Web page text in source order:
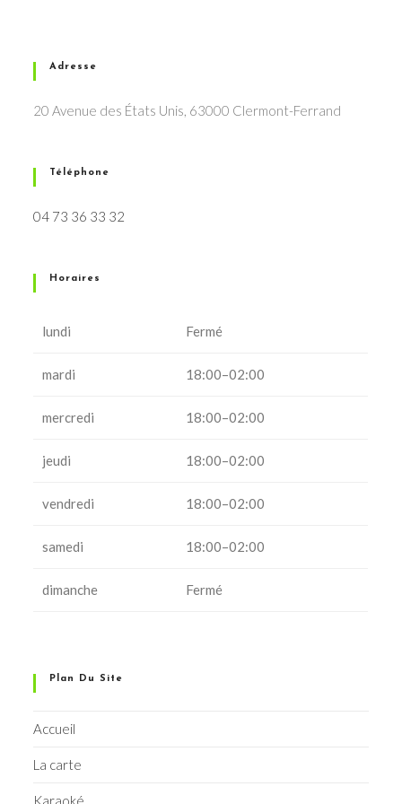
Adresse
20 Avenue des États Unis, 63000 Clermont-Ferrand
Téléphone
04 73 36 33 32
Horaires
lundi Fermé
mardi 18:00–02:00
mercredi 18:00–02:00
jeudi 18:00–02:00
vendredi 18:00–02:00
samedi 18:00–02:00
dimanche Fermé
Plan Du Site
Accueil
La carte
Karaoké